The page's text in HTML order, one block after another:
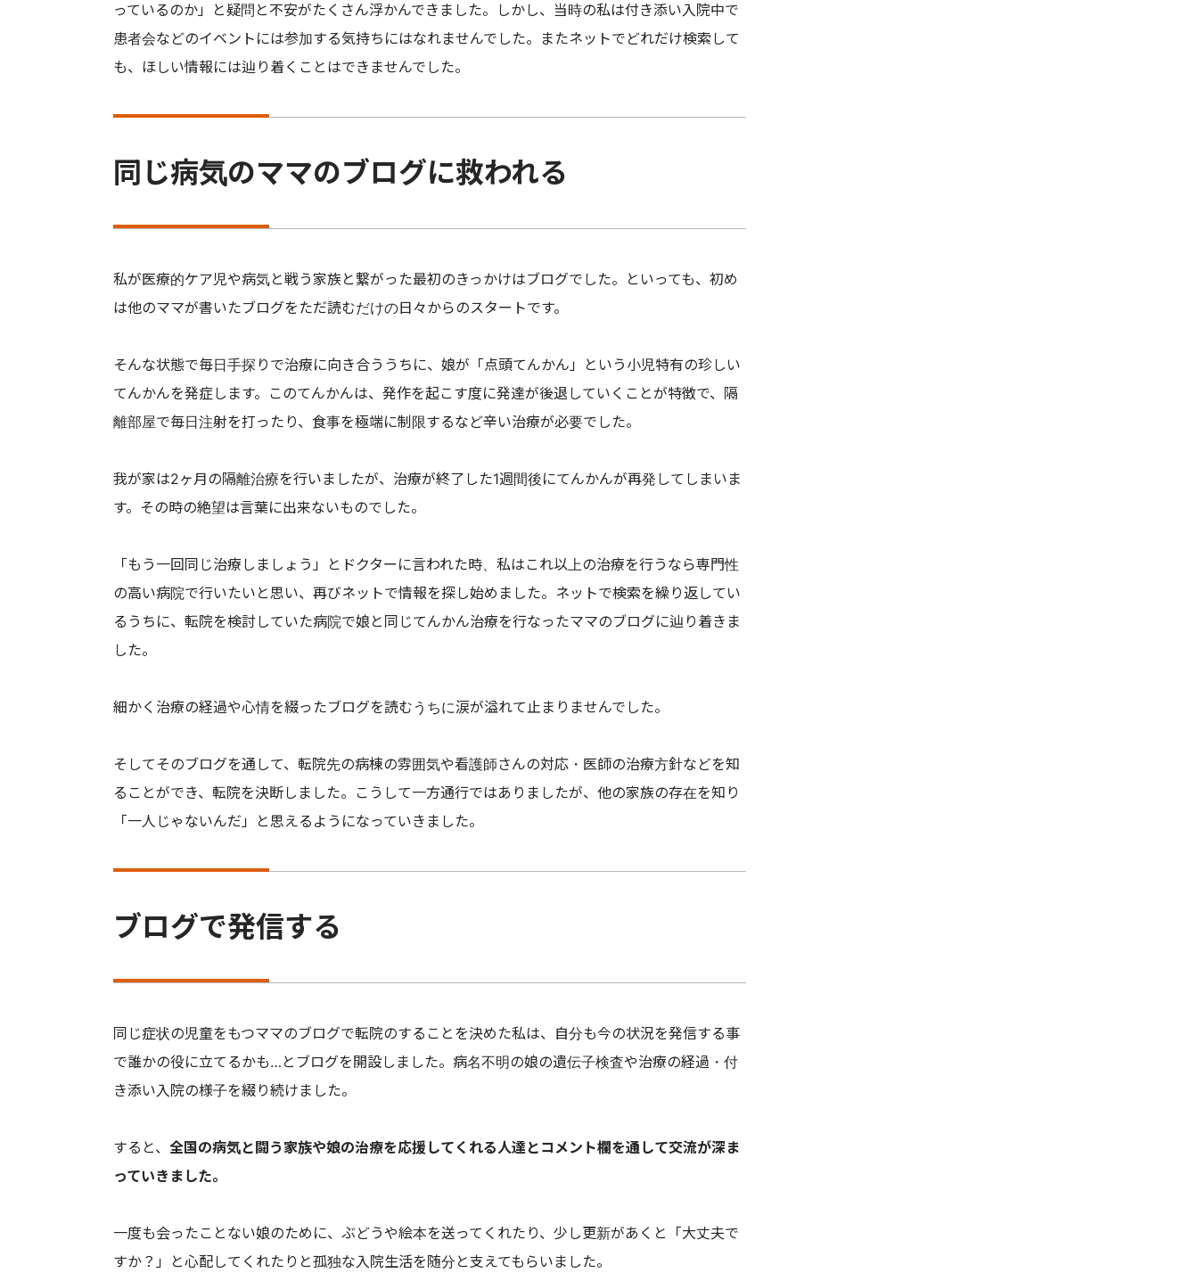
っているのか」と疑問と不安がたくさん浮かんできました。しかし、当時の私は付き添い入院中で
患者会などのイベントには参加する気持ちにはなれませんでした。またネットでどれだけ検索して
も、ほしい情報には辿り着くことはできませんでした。
同じ病気のママのブログに救われる
私が医療的ケア児や病気と戦う家族と繋がった最初のきっかけはブログでした。といっても、初め
は他のママが書いたブログをただ読むだけの日々からのスタートです。
そんな状態で毎日手探りで治療に向き合ううちに、娘が「点頭てんかん」という小児特有の珍しい
てんかんを発症します。このてんかんは、発作を起こす度に発達が後退していくことが特徴で、隔
離部屋で毎日注射を打ったり、食事を極端に制限するなど辛い治療が必要でした。
我が家は2ヶ月の隔離治療を行いましたが、治療が終了した1週間後にてんかんが再発してしまいま
す。その時の絶望は言葉に出来ないものでした。
「もう一回同じ治療しましょう」とドクターに言われた時、私はこれ以上の治療を行うなら専門性
の高い病院で行いたいと思い、再びネットで情報を探し始めました。ネットで検索を繰り返してい
るうちに、転院を検討していた病院で娘と同じてんかん治療を行なったママのブログに辿り着きま
した。
細かく治療の経過や心情を綴ったブログを読むうちに涙が溢れて止まりませんでした。
そしてそのブログを通して、転院先の病棟の雰囲気や看護師さんの対応・医師の治療方針などを知
ることができ、転院を決断しました。こうして一方通行ではありましたが、他の家族の存在を知り
「一人じゃないんだ」と思えるようになっていきました。
ブログで発信する
同じ症状の児童をもつママのブログで転院のすることを決めた私は、自分も今の状況を発信する事
で誰かの役に立てるかも…とブログを開設しました。病名不明の娘の遺伝子検査や治療の経過・付
き添い入院の様子を綴り続けました。
すると、 全国の病気と闘う家族や娘の治療を応援してくれる人達とコメント欄を通して交流が深ま
っていきました。
一度も会ったことない娘のために、ぶどうや絵本を送ってくれたり、少し更新があくと「大丈夫で
すか？」と心配してくれたりと孤独な入院生活を随分と支えてもらいました。